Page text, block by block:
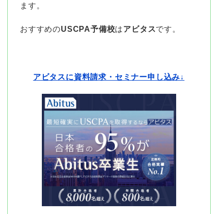
ます。
おすすめのUSCPA予備校はアビタスです。
アビタスに資料請求・セミナー申し込み↓